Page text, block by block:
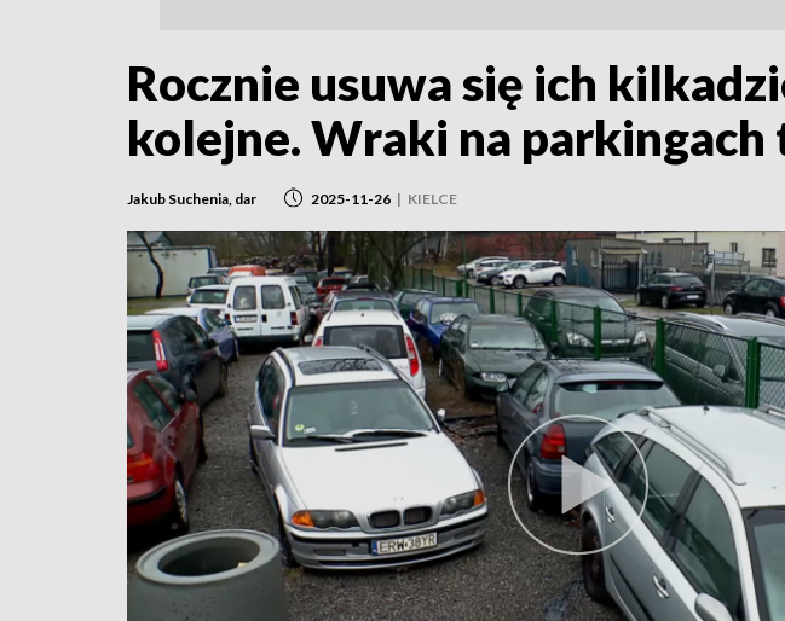
Rocznie usuwa się ich
kolejne. Wraki na parkingach
Jakub Suchenia, dar 2025-11-26 | KIELCE